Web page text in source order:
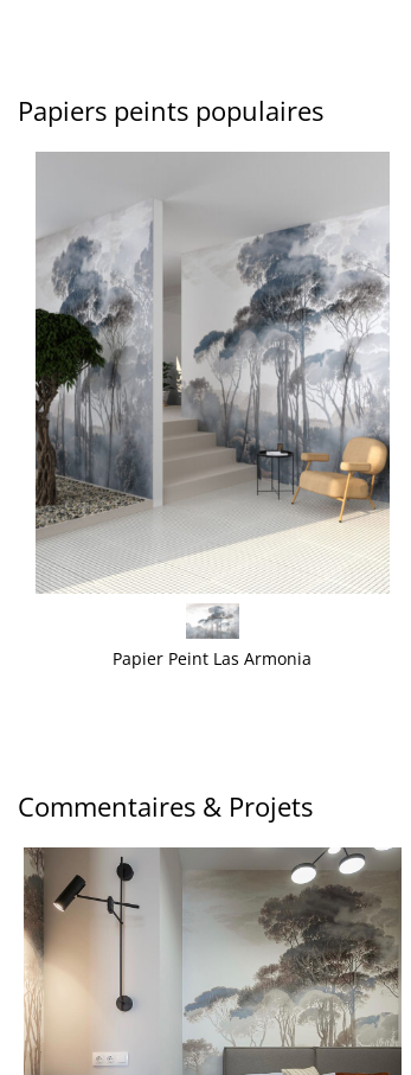
Papiers peints populaires
Papier Peint Las Armonia
Commentaires & Projets